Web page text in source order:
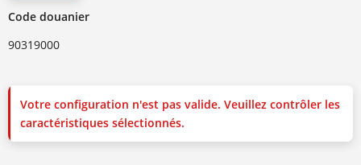
Code douanier
90319000
Votre configuration n'est pas valide. Veuillez contrôler les
caractéristiques sélectionnés.